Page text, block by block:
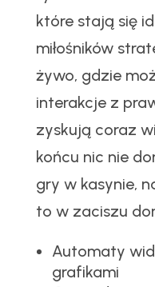
które stają się
miłośników
żywo, gdzie
interakcje z
zyskują coraz
końcu nic nie
gry w kasynie,
to w zaciszu
Automaty
grafikami